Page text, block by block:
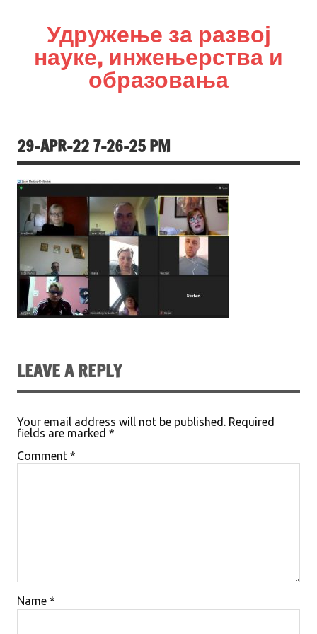
Удружење за развој
науке, инжењерства и
образовања
29-APR-22 7-26-25 PM
LEAVE A REPLY
Your email address will not be published. Required
fields are marked *
Comment *
Name *